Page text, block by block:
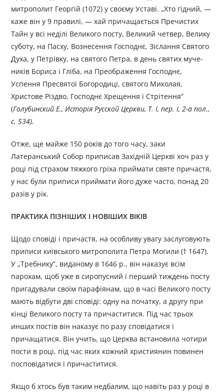
митрополит Георгій (1072) у сво­єму Уставі. „Хто гідний, —
каже він у 9 правилі, — хай прича­щається Пречистих
Тайн у всі неділі Великого посту, Великий четвер, Велику
суботу, на Пасху, Вознесення Господнє, Зіслання Святого
Духа, у Петрівку, на святого Петра, в день святих муче­
ників Бориса і Гліба, на Преображення Господнє,
Успення Пре­святої Богородиці, святого Миколая,
Христове Різдво, Господнє Хрещення і Стрітення”
(Голубинский Е., Исторія Русской Церкви, Т. І, пер. І, 2-а пол.,
с. 534).
Отже, ще майже 150 років до того часу, заки
Латеранський Собор приписав Західній Церкві хоч раз у
році під страхом тяжкого гріха приймати святе причастя,
у нас були приписи приймати його дуже часто, понад 20
разів у рік.
ПРАКТИКА ПІЗНІШИХ І НОВІШИХ ВІКІВ
Щодо сповіді і причастя, на особливу увагу заслуговують
при­писи київського митрополита Петра Могили († 1647).
У „Треб­нику”, виданому в 1646 р., він наказує всім
парохам, щоб уже в сиропусний і перший тиждень посту
пригадували своїм парафіянам, що в часі Великого посту
мають відбути дві сповіді: одну на почат­ку, а другу при
кінці Великого посту та причаститися. Під час трьох
инших постів він наказує по разу сповідатися і
причащатися. Він учить, що Церква встановила чотири
пости в році, під час яких кожний християнин повинен
посповідатися і причаститися.
Якщо б хтось був таким недбалим, що навіть раз у році в